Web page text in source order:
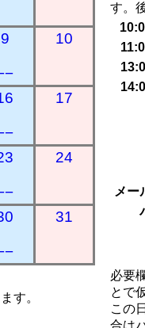
9 10
17
24
31
す。
す。
メー
必要
とで
この
合は